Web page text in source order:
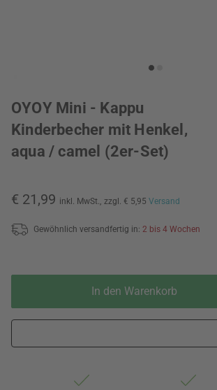
OYOY Mini - Kappu
Kinderbecher mit Henkel,
aqua / camel (2er-Set)
€ 21,99 inkl. MwSt., zzgl. € 5,95 Versand
Gewöhnlich versandfertig in: 2 bis 4 Wochen
In den Warenkorb